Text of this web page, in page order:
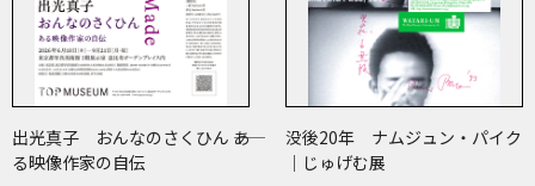
出光真子 おんなのさくひん ――あ
る映像作家の自伝
没後20年 ナムジュン・パイク
｜じゅげむ展